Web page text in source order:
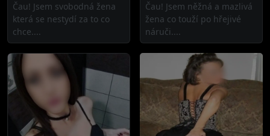
Čau! Jsem svobodná žena
která se nestydí za to co
chce....
Čau! Jsem něžná a mazlivá
žena co touží po hřejivé
náruči....